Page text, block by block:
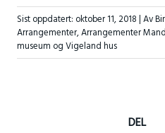
Sist oppdatert: oktober 11, 2018| Av
Arrangementer,Arrangementer
museum og Vigeland hus
DEL